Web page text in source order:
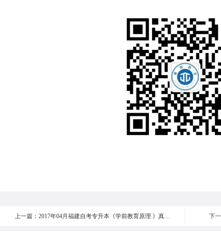
上一篇：2017年04月福建自考专升本《学前教育原理 》真题【汇总】 下